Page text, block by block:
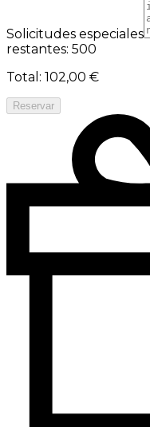
Solicitudes especiales
restantes: 500
Total : 102,00 €
Reservar